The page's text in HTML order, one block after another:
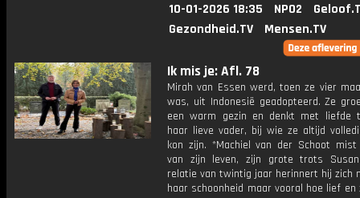
10-01-2026 18:35 NPO2
Gezondheid.TV
Mensen.TV
Ik mis je: Afl. 78
Mirah van Essen werd, toen ze vier
was, uit Indonesië geadopteerd. Ze
een warm gezin en denkt met liefde
haar lieve vader, bij wie ze altijd
kon zijn. *Machiel van der Schoot
van zijn leven, zijn grote trots
relatie van twintig jaar herinnert hij zich
haar schoonheid maar vooral hoe lief en